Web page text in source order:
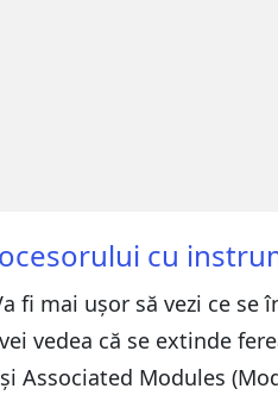
cu
fi mai ușor să vezi ce
vedea că se extinde
Associated Modules